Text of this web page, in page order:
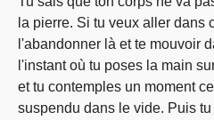
la pierre. Si tu veux aller dans
l'abandonner là et te mouvoir
l'instant où tu poses la main
et tu contemples un moment
suspendu dans le vide. Puis